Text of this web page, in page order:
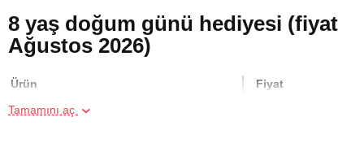
8 yaş doğum günü hediyesi (fiyat
Ağustos 2026)
Ürün Fiyat
Tamamını aç